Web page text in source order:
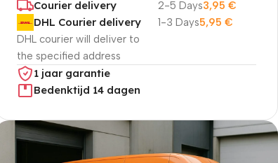
Courier delivery
2-5 Days3,95€
DHL Courier delivery
DHL courier will deliver to
the specified address
1-3 Days5,95€
1 jaar garantie
Bedenktijd 14 dagen